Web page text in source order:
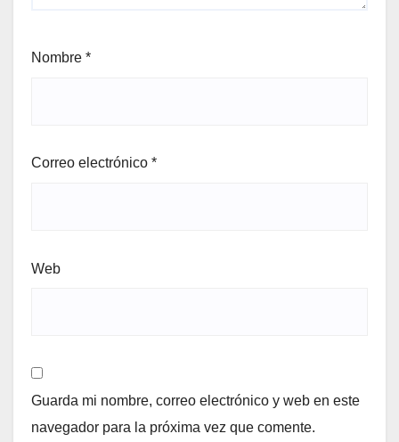
Nombre *
Correo electrónico *
Web
Guarda mi nombre, correo electrónico y web en este
navegador para la próxima vez que comente.